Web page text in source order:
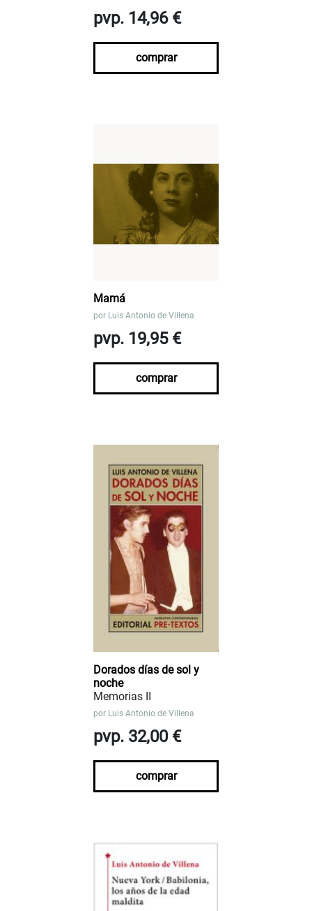
pvp. 14,96 €
comprar
Mamá
por Luis Antonio de Villena
pvp. 19,95 €
comprar
Dorados días de sol y
noche
Memorias II
por Luis Antonio de Villena
pvp. 32,00 €
comprar